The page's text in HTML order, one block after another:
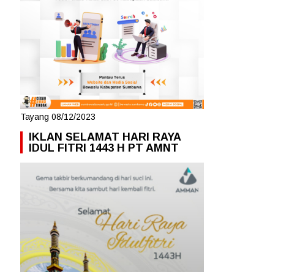
Tayang 08/12/2023
IKLAN SELAMAT HARI RAYA
IDUL FITRI 1443 H PT AMNT